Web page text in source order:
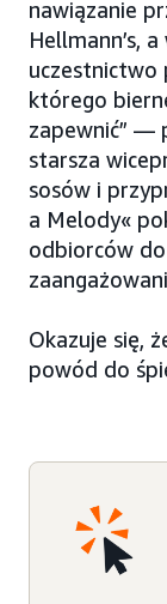
nawiązanie
Hellmann’s,
uczestnictwo
którego
zapewnić” —
starsza
sosów i
a Melody«
odbiorców do
Okazuje się,
powód do